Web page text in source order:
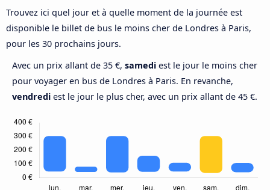
Trouvez ici quel jour et à quelle moment de la journée est
disponible le billet de bus le moins cher de Londres à Paris,
pour les 30 prochains jours.
Avec un prix allant de 35 €, samedi est le jour le moins cher
pour voyager en bus de Londres à Paris. En revanche,
vendredi est le jour le plus cher, avec un prix allant de 45 €.